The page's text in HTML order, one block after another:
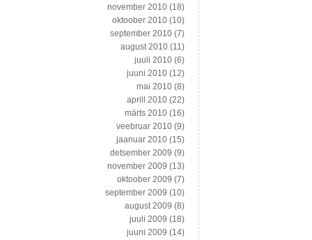
november 2010 (18)
oktoober 2010 (10)
september 2010 (7)
august 2010 (11)
juuli 2010 (6)
juuni 2010 (12)
mai 2010 (8)
aprill 2010 (22)
märts 2010 (16)
veebruar 2010 (9)
jaanuar 2010 (15)
detsember 2009 (9)
november 2009 (13)
oktoober 2009 (7)
september 2009 (10)
august 2009 (8)
juuli 2009 (18)
juuni 2009 (14)